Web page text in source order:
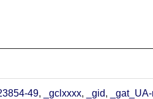
49, _gclxxxx, _gid,